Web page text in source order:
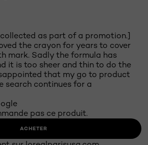
as part of a promotion.]
the crayon for years to cover
mark. Sadly the formula has
it is too sheer and thin to do the
that my go to product
search continues for a
pas ce produit.
ACHETER